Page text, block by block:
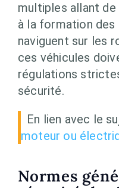
multiples allant de
à la formation des
naviguent sur les
ces véhicules
régulations
sécurité.
En lien avec le
moteur ou
Normes